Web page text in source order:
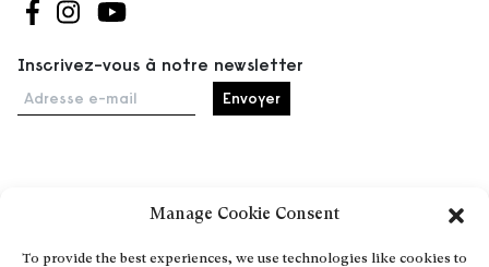
Manage Cookie Consent
To provide the best experiences, we use technologies like cookies to
Suivez-nous sur Facebook
Suivez-nous sur Instagram
Suivez-nous sur Youtube
Inscrivez-vous à notre newsletter
Adresse e-mail
À propos